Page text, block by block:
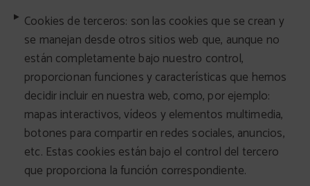
Cookies de terceros: son las cookies que se crean y
se manejan desde otros sitios web que, aunque no
están completamente bajo nuestro control,
proporcionan funciones y características que hemos
decidir incluir en nuestra web, como, por ejemplo:
mapas interactivos, vídeos y elementos multimedia,
botones para compartir en redes sociales, anuncios,
etc. Estas cookies están bajo el control del tercero
que proporciona la función correspondiente.